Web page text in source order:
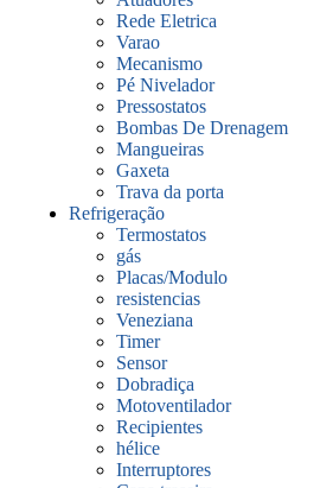
Rede Eletrica
Varao
Mecanismo
Pé Nivelador
Pressostatos
Bombas De Drenagem
Mangueiras
Gaxeta
Trava da porta
Refrigeração
Termostatos
gás
Placas/Modulo
resistencias
Veneziana
Timer
Sensor
Dobradiça
Motoventilador
Recipientes
hélice
Interruptores